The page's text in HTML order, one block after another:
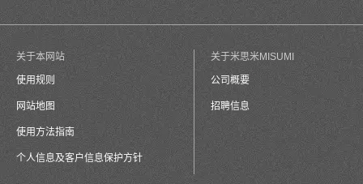
关于本网站
使用规则
网站地图
使用方法指南
个人信息及客户信息保护方针
关于米思米MISUMI
公司概要
招聘信息